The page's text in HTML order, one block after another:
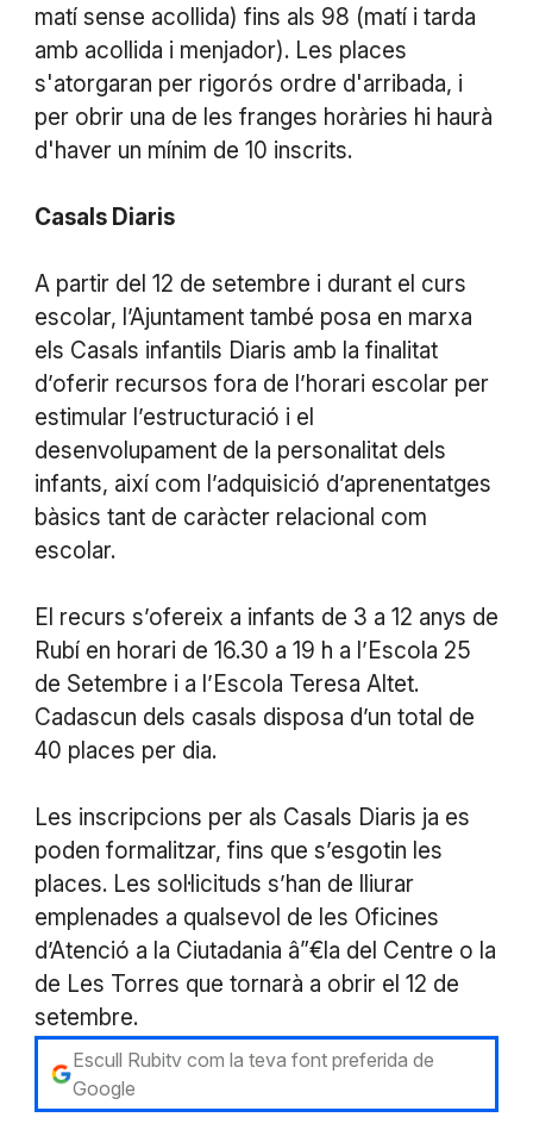
matí sense acollida) fins als 98 (matí i tarda
amb acollida i menjador). Les places
s'atorgaran per rigorós ordre d'arribada, i
per obrir una de les franges horàries hi haurà
d'haver un mínim de 10 inscrits.
Casals Diaris
A partir del 12 de setembre i durant el curs
escolar, l’Ajuntament també posa en marxa
els Casals infantils Diaris amb la finalitat
d’oferir recursos fora de l’horari escolar per
estimular l’estructuració i el
desenvolupament de la personalitat dels
infants, així com l’adquisició d’aprenentatges
bàsics tant de caràcter relacional com
escolar.
El recurs s’ofereix a infants de 3 a 12 anys de
Rubí en horari de 16.30 a 19 h a l’Escola 25
de Setembre i a l’Escola Teresa Altet.
Cadascun dels casals disposa d’un total de
40 places per dia.
Les inscripcions per als Casals Diaris ja es
poden formalitzar, fins que s’esgotin les
places. Les sol·licituds s’han de lliurar
emplenades a qualsevol de les Oficines
d’Atenció a la Ciutadania â”€la del Centre o la
de Les Torres que tornarà a obrir el 12 de
setembre.
Escull Rubitv com la teva font preferida de
Google